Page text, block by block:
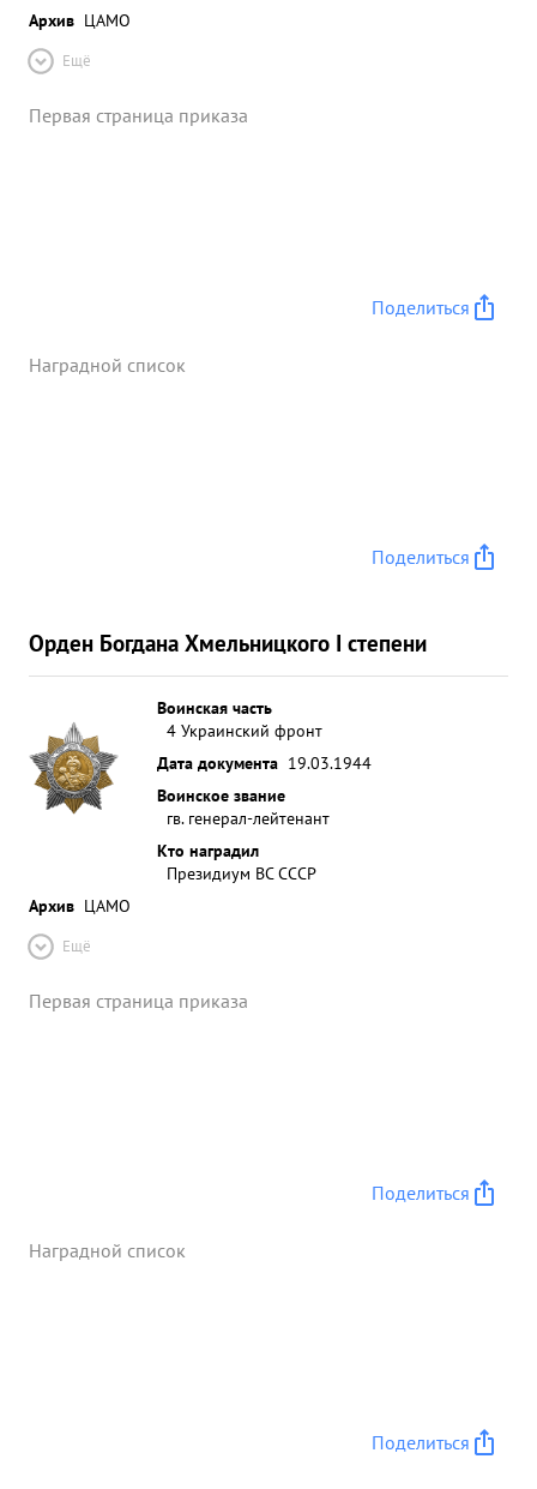
Архив ЦАМО
Ещё
Первая страница приказа
Поделиться
Наградной список
Поделиться
Орден Богдана Хмельницкого I степени
Воинская часть
4 Украинский фронт
Дата документа 19.03.1944
Воинское звание
гв. генерал-лейтенант
Кто наградил
Президиум ВС СССР
Архив ЦАМО
Ещё
Первая страница приказа
Поделиться
Наградной список
Поделиться